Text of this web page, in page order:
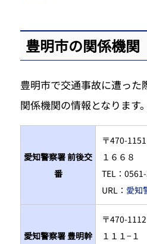
豊明市の関係機関
豊明市で交通事故に遭った
関係機関の情報となります。
愛知警察署 前後交
番
〒470-
１６６８
TEL：
URL： 愛知
愛知警察署 豊明幹
〒470-
１１１−１